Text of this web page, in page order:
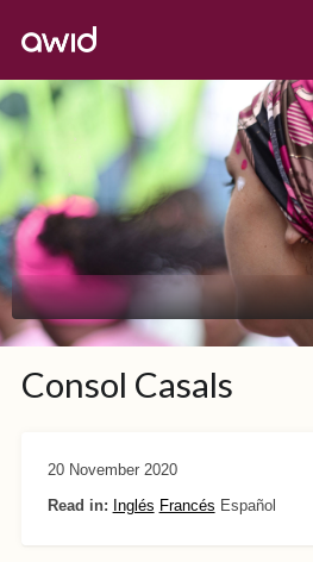
Consol Casals
20 November 2020
Read in: Inglés Francés Español